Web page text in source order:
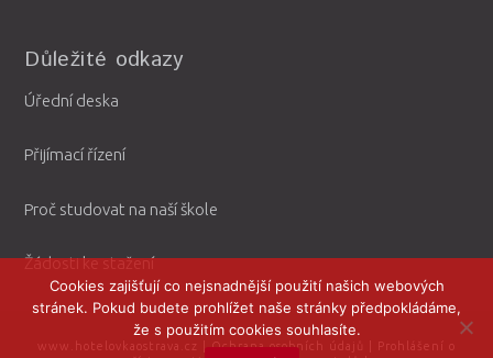
Důležité odkazy
Úřední deska
Přijímací řízení
Proč studovat na naší škole
Žádosti ke stažení
www.hotelovkaostrava.cz |Ochrana osobních údajů
Prohlášení o
Cookies zajišťují co nejsnadnější použití našich webových
stránek. Pokud budete prohlížet naše stránky předpokládáme,
že s použitím cookies souhlasíte.